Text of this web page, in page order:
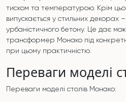
тиском та температурою. Крім
випускається у стильних декорах –
урбаністичного бетону. Це дає
трансформер Монако під
при цьому практичністю.
Переваги моделі
Переваги моделі столів Монако: